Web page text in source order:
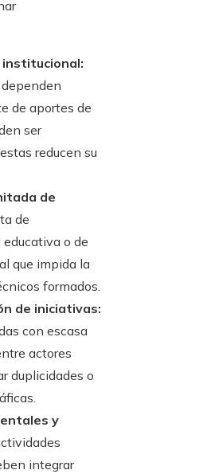
institucional:
de aportes de
ser
reducen su
de
de
o de
que impida la
formados.
de iniciativas:
con escasa
actores
duplicidades o
y
integrar